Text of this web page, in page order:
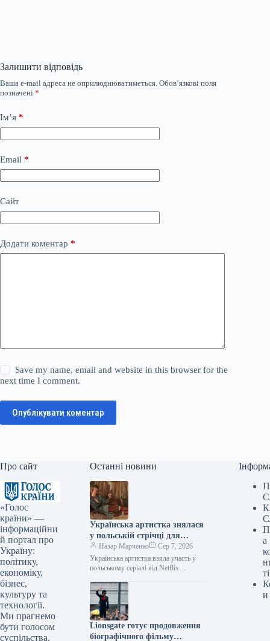
Залишити відповідь
Ваша e-mail адреса не оприлюднюватиметься. Обов’язкові поля
позначені *
Ім’я *
Email *
Сайт
Додати коментар *
Save my name, email and website in this browser for the
next time I comment.
Опублікувати коментар
Про сайт
«Голос
країни» —
інформаційни
й портал про
Україну:
політику,
економіку,
бізнес,
культуру та
технології.
Ми прагнемо
бути голосом
суспільства,
Останні новини
Українська артистка знялася
у польській стрічці для
Netflix.
Назар Марченко
Сер 7, 2026
Українська артистка взяла участь у
польському серіалі від Netflix
Українська артистка Оксана
Черкашина, відома за роботами у…
Lionsgate готує продовження
біографічного фільму
а
ті
и